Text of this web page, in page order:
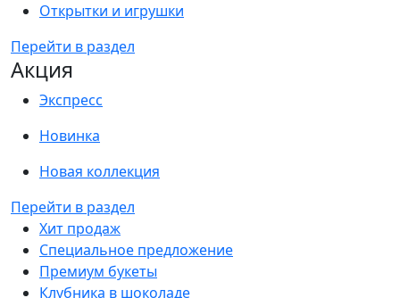
Открытки и игрушки
Перейти в раздел
Акция
Экспресс
Новинка
Новая коллекция
Перейти в раздел
Хит продаж
Специальное предложение
Премиум букеты
Клубника в шоколаде